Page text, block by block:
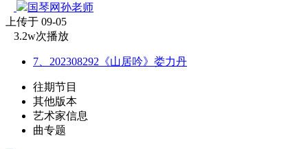
国琴网孙老师
上传于 09-05
3.2w次播放
7、202308292《山居吟》娄力丹
往期节目
其他版本
艺术家信息
曲专题